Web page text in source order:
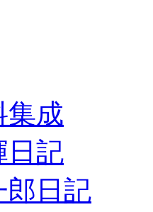
集成
日記
郎日記